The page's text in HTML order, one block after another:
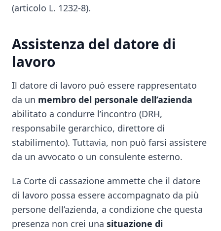
(articolo L. 1232-8).
Assistenza del datore di
lavoro
Il datore di lavoro può essere rappresentato
da un membro del personale dell’azienda
abilitato a condurre l’incontro (DRH,
responsabile gerarchico, direttore di
stabilimento). Tuttavia, non può farsi assistere
da un avvocato o un consulente esterno.
La Corte di cassazione ammette che il datore
di lavoro possa essere accompagnato da più
persone dell’azienda, a condizione che questa
presenza non crei una situazione di